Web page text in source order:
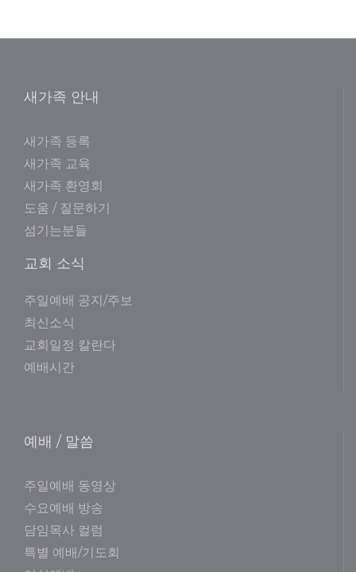
새가족 안내
새가족 등록
새가족 교육
새가족 환영회
도움 / 질문하기
섬기는분들
교회 소식
주일예배 공지/주보
최신소식
교회일정 칼란다
예배시간
예배 / 말씀
주일예배 동영상
수요예배 방송
담임목사 컬럼
특별 예배/기도회